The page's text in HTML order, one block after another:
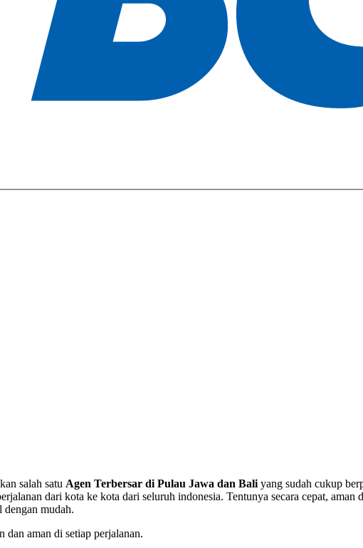
salah satu Agen Terbersar di Pulau Jawa dan Baliyang sudah cukup
dari kota ke kota dari seluruh indonesia. Tentunya secara cepat,
dengan mudah.
dan aman di setiap perjalanan.